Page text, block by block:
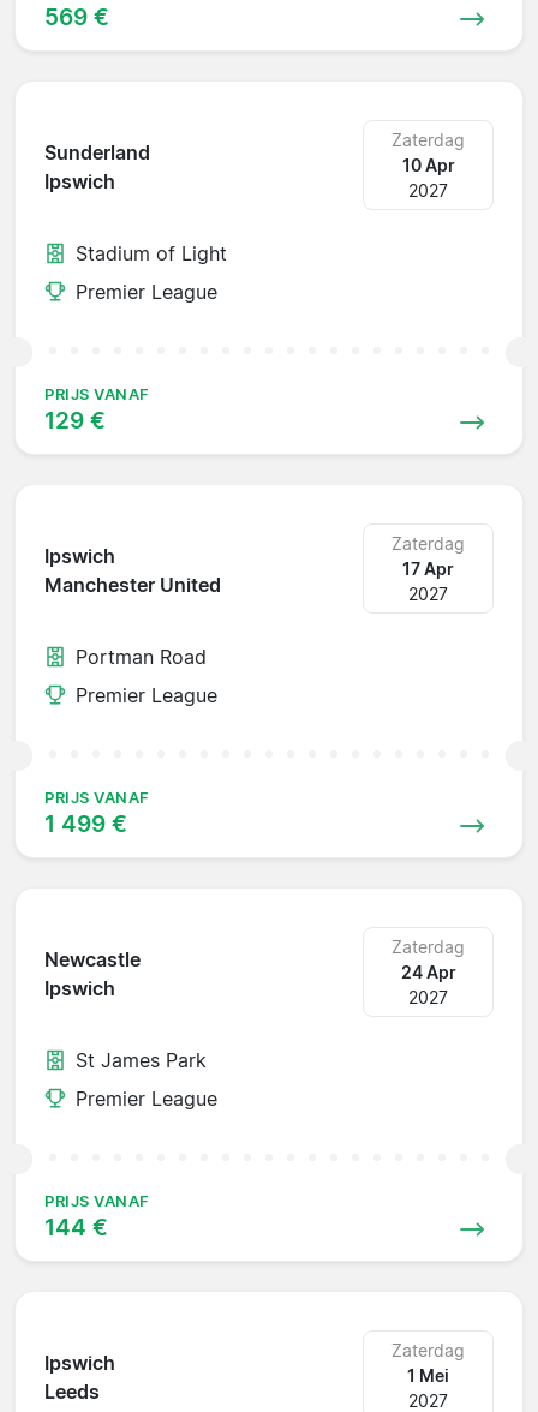
569 €
Sunderland
Ipswich
Zaterdag
10 Apr
2027
Stadium of Light
Premier League
PRIJS VANAF
129 €
Ipswich
Manchester United
Zaterdag
17 Apr
2027
Portman Road
Premier League
PRIJS VANAF
1 499 €
Newcastle
Ipswich
Zaterdag
24 Apr
2027
St James Park
Premier League
PRIJS VANAF
144 €
Ipswich
Leeds
Zaterdag
1 Mei
2027